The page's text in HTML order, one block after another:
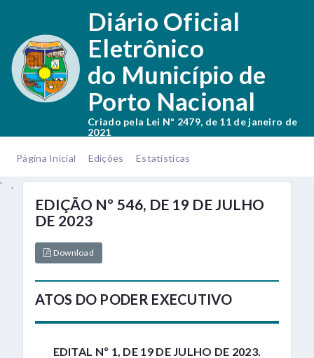
Diário Oficial
Eletrônico
do Município de
Porto Nacional
Criado pela Lei Nº 2479, de 11 de janeiro de
2021
Página Inicial
Edições
Estatísticas
.
.
EDIÇÃO Nº 546, DE 19 DE JULHO
DE 2023
Download
ATOS DO PODER EXECUTIVO
EDITAL Nº 1, DE 19 DE JULHO DE 2023.